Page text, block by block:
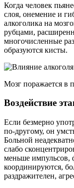
Когда человек
слоя, онемение и
алкоголика на
рубцами,
многочисленные
образуются кисты.
Мозг поражается в
Воздействие
Если безмерно
по-другому, он
Больной
слабо
меньше импульсов,
координируются,
раздражителен,